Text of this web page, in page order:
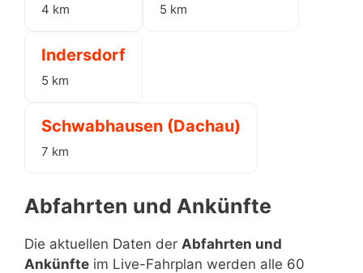
4 km 5 km
Indersdorf
5 km
Schwabhausen (Dachau)
7 km
Abfahrten und Ankünfte
Die aktuellen Daten der Abfahrten und
Ankünfte im Live-Fahrplan werden alle 60